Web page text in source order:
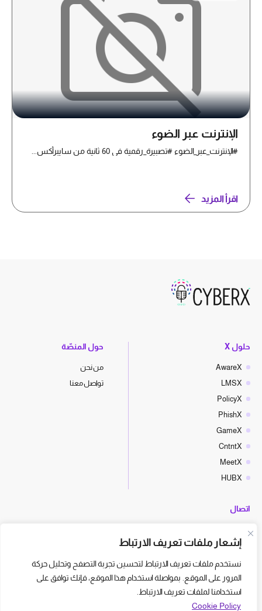
إشعار ملفات تعريف الارتباط
نستخدم ملفات تعريف الارتباط لتحسين تجربة التصفح وتحليل حركة
المرور على الموقع. بمواصلة استخدام هذا الموقع، فإنك توافق على
استخدامنا لملفات تعريف الارتباط.
Cookie Policy
الإنترنت عبر الضوء
#الإنترنت_عبر_الضوء #تصبيرة_رقمية في 60 ثانية من سايبرأكس...
اقرأ المزيد
حلول X
AwareX
LMSX
PolicyX
PhishX
GameX
CntntX
MeetX
HUBX
حول المنصّة
من نحن
تواصل معنا
اتصال
hello@cyberx.world